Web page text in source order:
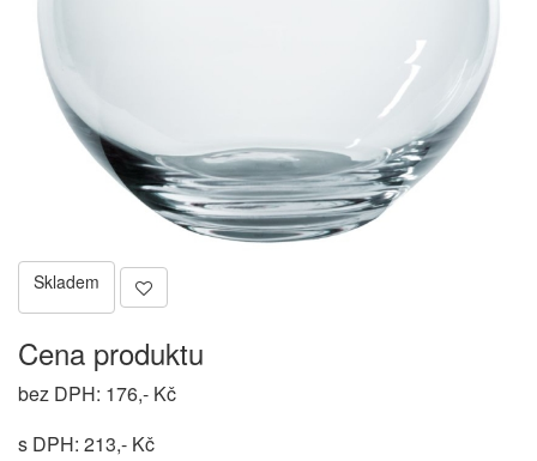
Skladem
Cena produktu
bez DPH: 176,- Kč
s DPH: 213,- Kč